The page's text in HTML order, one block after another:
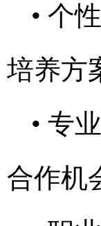
• 个
培养方
• 专
合作机